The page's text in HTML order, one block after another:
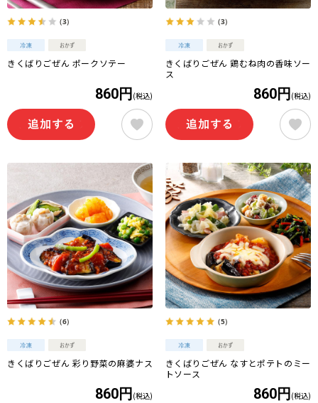
（3）
きくばりごぜん ポークソテー
860円 (税込)
（3）
きくばりごぜん 鶏むね肉の香味ソー
ス
860円 (税込)
（6）
きくばりごぜん 彩り野菜の麻婆ナス
860円 (税込)
（5）
きくばりごぜん なすとポテトのミー
トソース
860円 (税込)